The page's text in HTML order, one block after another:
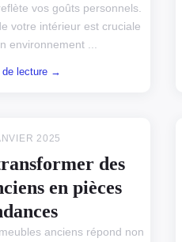
vos goûts personnels.
votre intérieur est cruciale
environnement ...
de lecture →
2025
des
en pièces
anciens répond non